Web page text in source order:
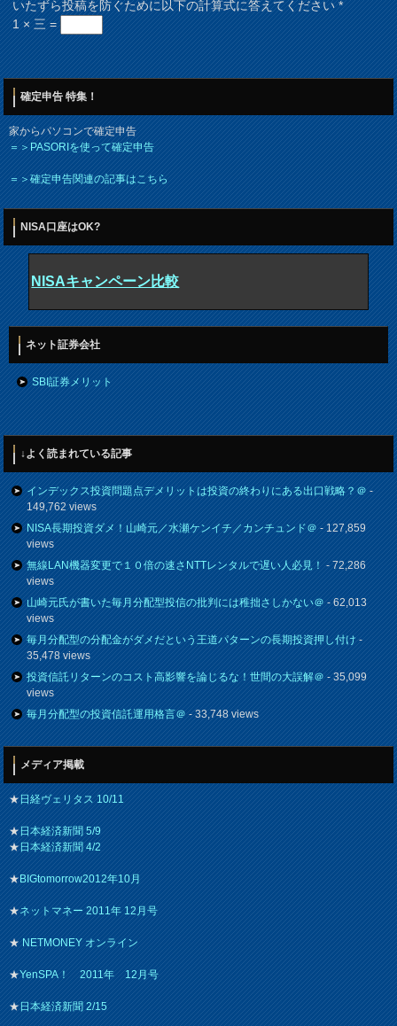
いたずら投稿を防ぐために以下の計算式に答えてください*
1 × 三 =
確定申告 特集！
家からパソコンで確定申告
＝＞PASORIを使って確定申告
＝＞確定申告関連の記事はこちら
NISA口座はOK?
NISAキャンペーン比較
ネット証券会社
SBI証券メリット
↓よく読まれている記事
インデックス投資問題点デメリットは投資の終わりにある出口戦略？＠-
149,762 views
NISA長期投資ダメ！山崎元／水瀬ケンイチ／カンチュンド＠- 127,859
views
無線LAN機器変更で１０倍の速さNTTレンタルで遅い人必見！- 72,286
views
山崎元氏が書いた毎月分配型投信の批判には稚拙さしかない＠- 62,013
views
毎月分配型の分配金がダメだという王道パターンの長期投資押し付け-
35,478 views
投資信託リターンのコスト高影響を論じるな！世間の大誤解＠- 35,099
views
毎月分配型の投資信託運用格言＠- 33,748 views
メディア掲載
★日経ヴェリタス 10/11
★日本経済新聞 5/9
★日本経済新聞 4/2
★BIGtomorrow2012年10月
★ネットマネー 2011年 12月号
★NETMONEY オンライン
★YenSPA！ 2011年 12月号
★日本経済新聞 2/15